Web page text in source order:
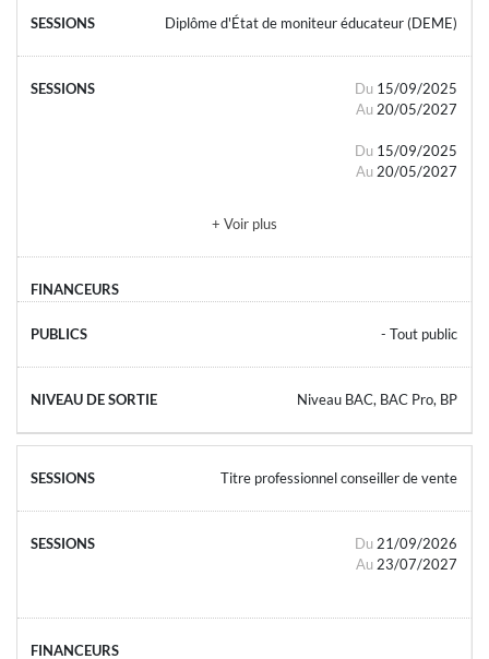
Diplôme d'État de moniteur éducateur (DEME)
Du 15/09/2025
Au 20/05/2027
Du 15/09/2025
Au 20/05/2027
+ Voir plus
- Tout public
Niveau BAC, BAC Pro, BP
Titre professionnel conseiller de vente
Du 21/09/2026
Au 23/07/2027